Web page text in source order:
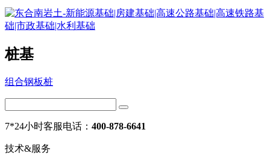
桩基
组合钢板桩
7*24小时客服电话： 400-878-6641
技术&服务